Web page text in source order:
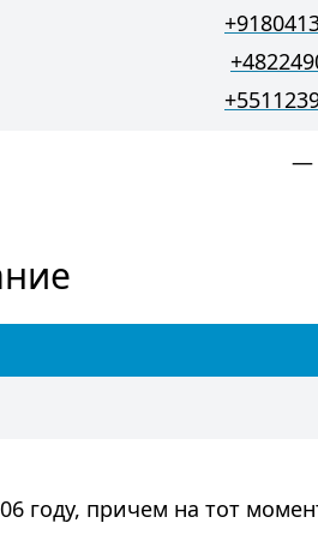
—
году, причем на тот